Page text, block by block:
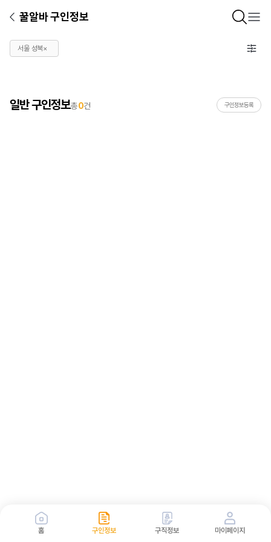
꿀알바 구인정보
서울 성북×
일반 구인정보총0건 구인정보등록
홈 구인정보 구직정보 마이페이지